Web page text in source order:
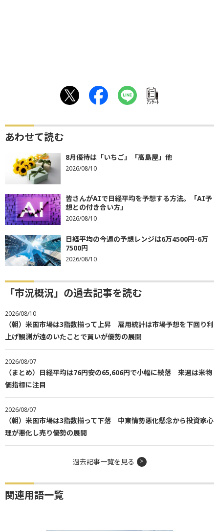
ｱﾝｹｰﾄ
あわせて読む
8月優待は「いちご」「高島屋」他
2026/08/10
皆さんがAIで日経平均を予想する方法。「AI予
想との付き合い方」
2026/08/10
日経平均の今週の予想レンジは6万4500円-6万
7500円
2026/08/10
「市況概況」の過去記事を読む
2026/08/10
（朝）米国市場は3指数揃って上昇 雇用統計は市場予想を下回り利
上げ観測が遠のいたことで買いが優勢の展開
2026/08/07
（まとめ）日経平均は76円安の65,606円で小幅に続落 来週は米物
価指標に注目
2026/08/07
（朝）米国市場は3指数揃って下落 中東情勢悪化懸念から投資家心
理が悪化し売り優勢の展開
過去記事一覧を見る
関連用語一覧